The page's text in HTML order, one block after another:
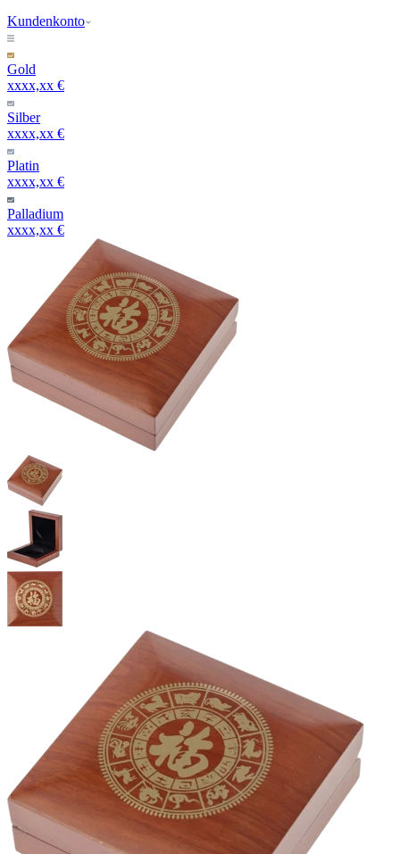
Kundenkonto
Gold
xxxx,xx €
Silber
xxxx,xx €
Platin
xxxx,xx €
Palladium
xxxx,xx €